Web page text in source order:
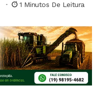
1 Minutos De Leitura